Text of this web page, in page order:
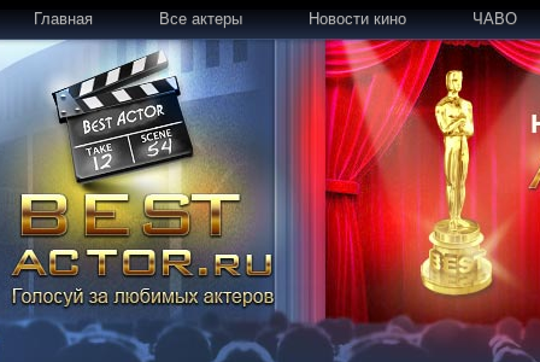
Главная Все актеры Новости кино ЧАВО